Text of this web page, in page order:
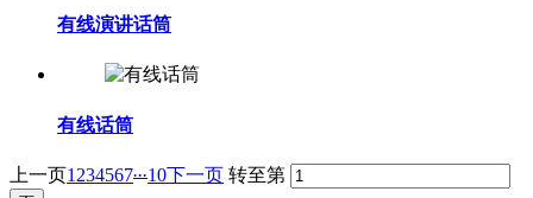
有线演讲话筒
有线话筒
上一页1 234567...10下一页 转至第